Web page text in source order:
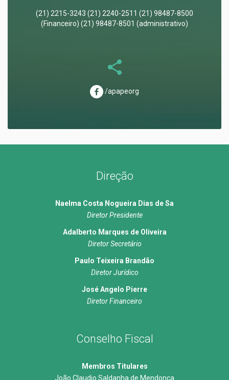
(21) 2215-3243 (21) 2240-2511 (21) 98487-8500
(Financeiro) (21) 98487-8501 (administrativo)
/apapeorg
Direção
Naelma Costa Nogueira Dias de Sa
Diretor Presidente
Adalberto Marques de Oliveira
Diretor Secretário
Paulo Teixeira Brandão
Diretor Jurídico
José Angelo Pierre
Diretor Financeiro
Conselho Fiscal
Membros Titulares
João Claudio Saldanha de Mendonça